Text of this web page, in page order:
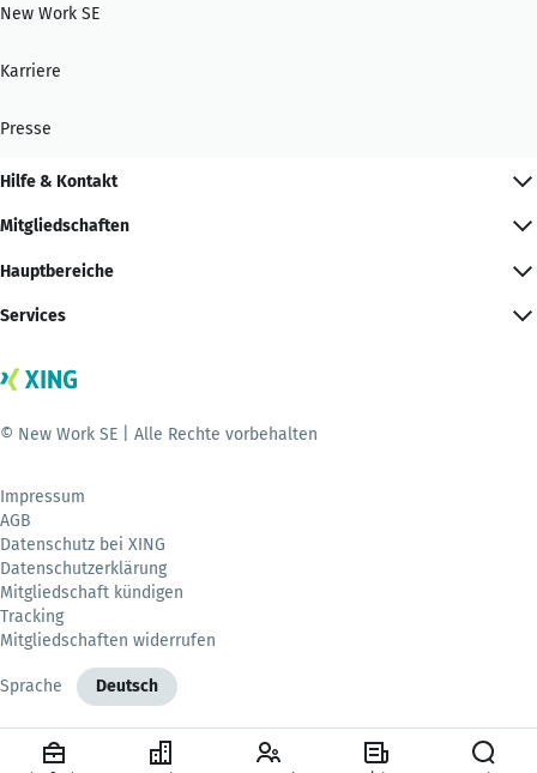
New Work SE
Karriere
Presse
Hilfe & Kontakt
Mitgliedschaften
Hauptbereiche
Services
© New Work SE | Alle Rechte vorbehalten
Impressum
AGB
Datenschutz bei XING
Datenschutzerklärung
Mitgliedschaft kündigen
Tracking
Mitgliedschaften widerrufen
Sprache Deutsch